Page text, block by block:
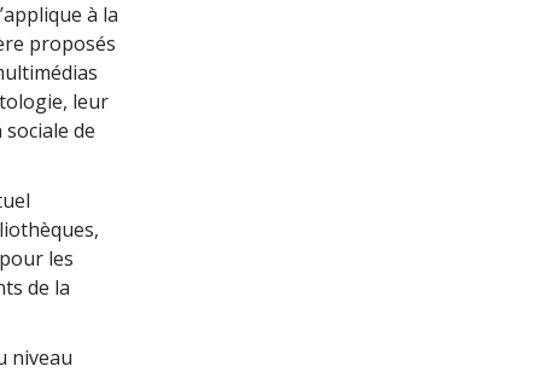
à la
proposés
leur
de
les
de la
niveau